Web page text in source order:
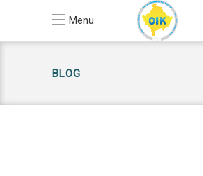
Menu
BLOG